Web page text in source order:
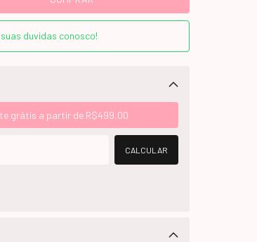
duvidas conosco!
grátis a partir de R$499,00
CALCULAR